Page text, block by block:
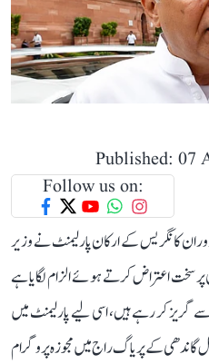
Published: 07
Follow us on:
کانگریس کے ارکان پارلیمنٹ نے وزیر
سخت اعتراض کرتے ہوئے الزام لگایا ہے
گریز کر رہے ہیں، اسی لیے پارلیمنٹ میں
گاندھی کے پریاگ راج میں مجوزہ پروگرام